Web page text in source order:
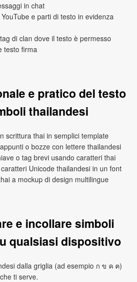
in chat
e parti di testo in evidenza
di clan dove il testo è permesso
testo firma
e pratico del testo
thailandesi
scrittura thai in semplici template
o bozze con lettere thailandesi
o tag brevi usando caratteri thai
Unicode thailandesi in un font
a mockup di design multilingue
e incollare simboli
qualsiasi dispositivo
dalla griglia (ad esempio ก ข ค ฅ)
ti serve.